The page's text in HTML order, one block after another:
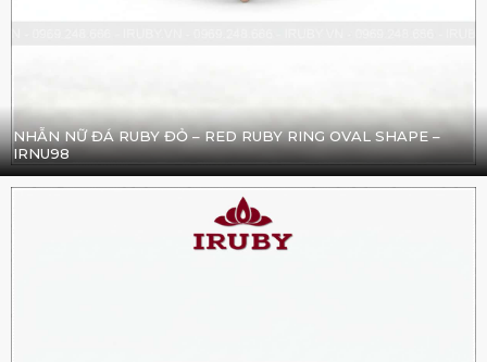
NHẪN NỮ ĐÁ RUBY ĐỎ – RED RUBY RING OVAL SHAPE –
IRNU98